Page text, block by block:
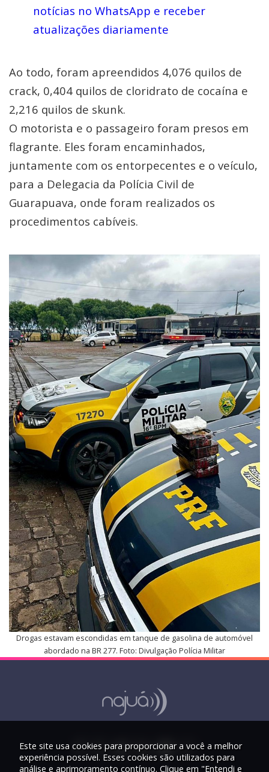
notícias no WhatsApp e receber
atualizações diariamente
Ao todo, foram apreendidos 4,076 quilos de
crack, 0,404 quilos de cloridrato de cocaína e
2,216 quilos de skunk.
O motorista e o passageiro foram presos em
flagrante. Eles foram encaminhados,
juntamente com os entorpecentes e o veículo,
para a Delegacia da Polícia Civil de
Guarapuava, onde foram realizados os
procedimentos cabíveis.
Drogas estavam escondidas em tanque de gasolina de automóvel
abordado na BR 277. Foto: Divulgação Polícia Militar
Este site usa cookies para proporcionar a você a melhor
experiência possível. Esses cookies são utilizados para
análise e aprimoramento contínuo. Clique em "Entendi e